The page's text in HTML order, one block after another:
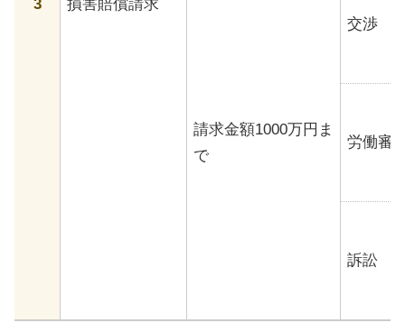
3 損害賠償請求
請求金額1000万円ま
で
交渉
労働審
訴訟